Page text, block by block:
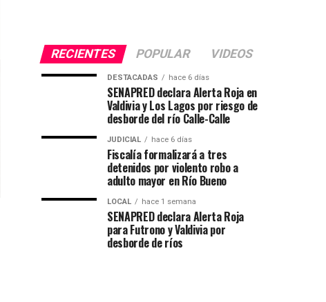
RECIENTES POPULAR VIDEOS
DESTACADAS hace 6 días
SENAPRED declara Alerta Roja en
Valdivia y Los Lagos por riesgo de
desborde del río Calle-Calle
JUDICIAL hace 6 días
Fiscalía formalizará a tres
detenidos por violento robo a
adulto mayor en Río Bueno
LOCAL hace 1 semana
SENAPRED declara Alerta Roja
para Futrono y Valdivia por
desborde de ríos